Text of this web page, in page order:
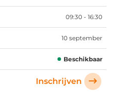
09:30 - 16:30
10 september
Beschikbaar
Inschrijven